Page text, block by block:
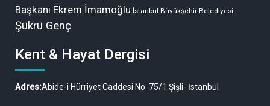
Başkanı Ekrem İmamoğlu İstanbul Büyükşehir Belediyesi
Şükrü Genç
Kent & Hayat Dergisi
Adres:Abide-i Hürriyet Caddesi No: 75/1 Şişli- İstanbul